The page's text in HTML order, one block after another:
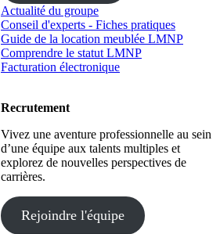
Actualité du groupe
Conseil d'experts - Fiches pratiques
Guide de la location meublée LMNP
Comprendre le statut LMNP
Facturation électronique
Recrutement
Vivez une aventure professionnelle au sein
d’une équipe aux talents multiples et
explorez de nouvelles perspectives de
carrières.
Rejoindre l'équipe